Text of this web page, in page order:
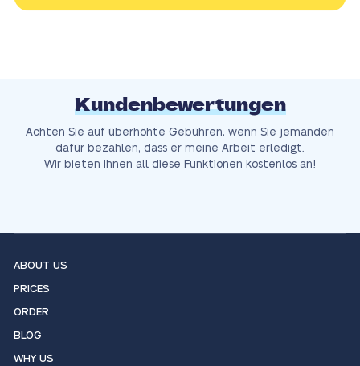
Kundenbewertungen
Achten Sie auf überhöhte Gebühren, wenn Sie jemanden
dafür bezahlen, dass er meine Arbeit erledigt.
Wir bieten Ihnen all diese Funktionen kostenlos an!
ABOUT US
PRICES
ORDER
BLOG
WHY US